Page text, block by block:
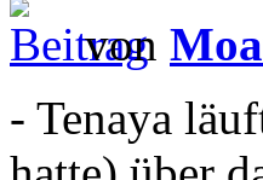
von
- Tenaya